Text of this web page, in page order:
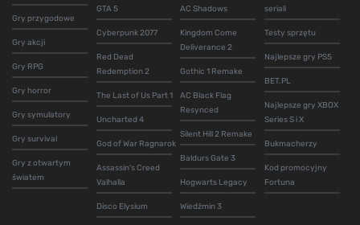
Gry przygodowe
Gry akcji
Gry RPG
Gry horror
Gry symulatory
Gry survival
Gry z otwartym
światem
GTA 5
Cyberpunk 2077
Red Dead
Redemption 2
The Last of Us Part 1
Uncharted 4
God of War Ragnarok
Assassin's Creed
Valhalla
Disco Elysium
AC Shadows
Kingdom Come
Deliverance 2
Gothic 1 Remake
AC Black Flag
Resynced
Silent Hill 2 Remake
Baldurs Gate 3
Hogwarts Legacy
Wiedźmin 3
seriali
Testy sprzętu
Najlepsze gry PS5
BET.PL
Najlepsze gry XBOX
Series S i X
Bukmacherzy
Kod promocyjny
Fortuna